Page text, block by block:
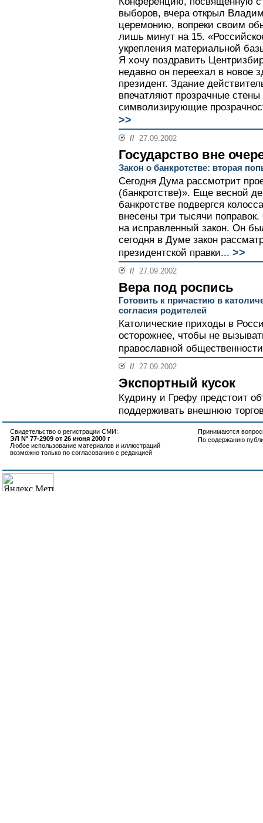
выборов, вчера открыл
церемонию, вопреки своим
лишь минут на 15.
укрепления материальной
Я хочу поздравить
недавно он переехал в новое
президент. Здание
впечатляют прозрачные
символизирующие
>>
// 27.09.2002
Государство вне
Закон о банкротстве: вторая
Сегодня Дума рассмотрит
(банкротстве)». Еще весной
банкротстве подвергся
внесены три тысячи
на исправленный закон. Он
сегодня в Думе закон
президентской правки... >>
// 27.09.2002
Вера под роспись
Готовить к причастию в
согласия родителей
Католические приходы в
осторожнее, чтобы не
православной
// 27.09.2002
Экспортный кусок
Кудрину и Грефу предстоит
поддерживать внешнюю
Свидетельство о регистрации СМИ:
ЭЛ N° 77-2909 от 26 июня 2000 г
Любое использование материалов и иллюстраций
возможно только по согласованию с редакцией
Принимаются
По содержанию